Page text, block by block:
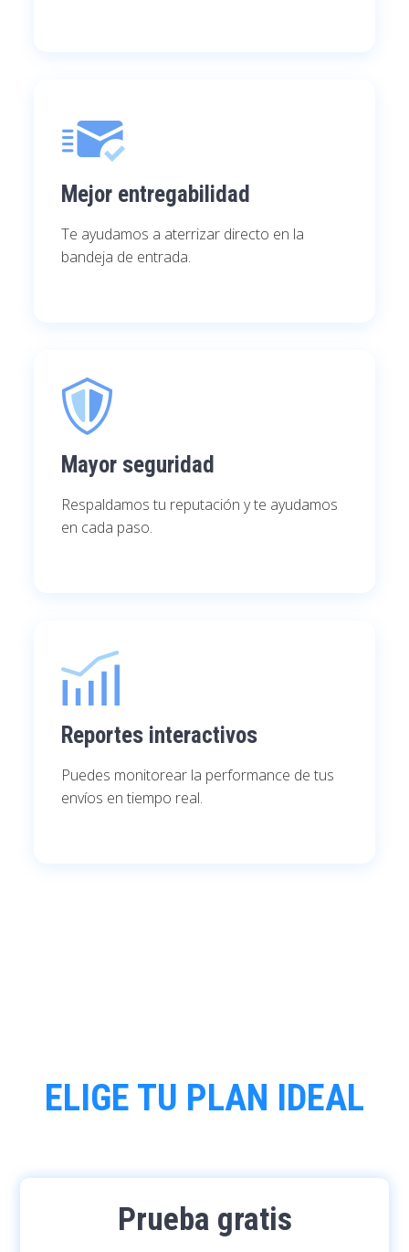
Mejor entregabilidad
Te ayudamos a aterrizar directo en la
bandeja de entrada.
Mayor seguridad
Respaldamos tu reputación y te ayudamos
en cada paso.
Reportes interactivos
Puedes monitorear la performance de tus
envíos en tiempo real.
ELIGE TU PLAN IDEAL
Prueba gratis